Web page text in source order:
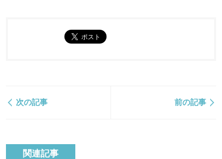
次の記事 前の記事
関連記事